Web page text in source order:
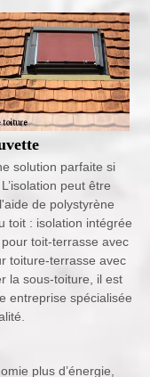
solution parfaite si
peut être
de polystyrène
toit : isolation intégrée
toit-terrasse avec
toiture-terrasse avec
la sous-toiture, il est
entreprise spécialisée
plus d’énergie,